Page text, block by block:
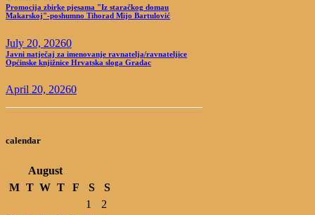
Promocija zbirke pjesama "Iz staračkog domau
Makarskoj"-poshumno Tihorad Mijo Bartulović
July 20, 20260
Javni natječaj za imenovanje ravnatelja/ravnateljice
Općinske knjižnice Hrvatska sloga Gradac
April 20, 20260
calendar
August
M T W T F S
S
1
2